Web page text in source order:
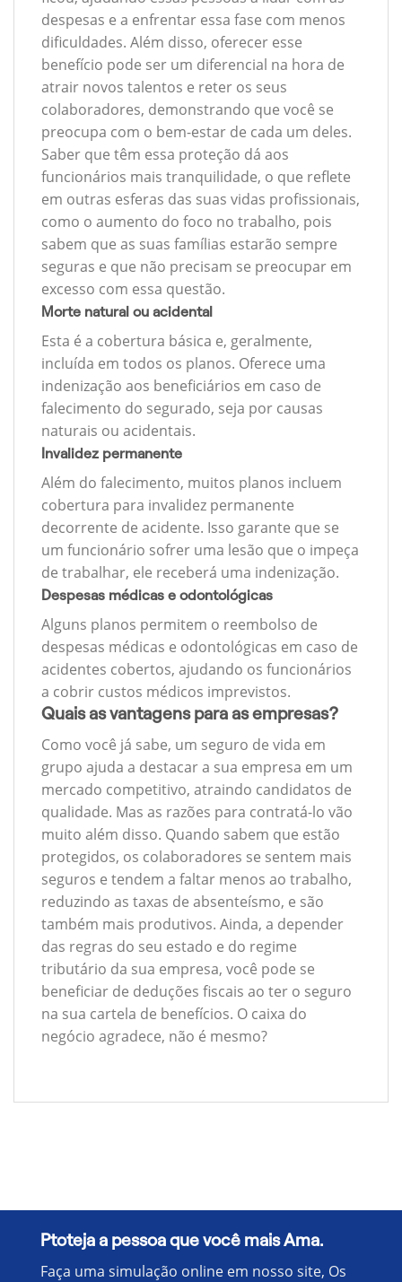
despesas e a enfrentar essa fase com menos
dificuldades. Além disso, oferecer esse
benefício pode ser um diferencial na hora de
atrair novos talentos e reter os seus
colaboradores, demonstrando que você se
preocupa com o bem-estar de cada um deles.
Saber que têm essa proteção dá aos
funcionários mais tranquilidade, o que reflete
em outras esferas das suas vidas profissionais,
como o aumento do foco no trabalho, pois
sabem que as suas famílias estarão sempre
seguras e que não precisam se preocupar em
excesso com essa questão.
Morte natural ou acidental
Esta é a cobertura básica e, geralmente,
incluída em todos os planos. Oferece uma
indenização aos beneficiários em caso de
falecimento do segurado, seja por causas
naturais ou acidentais.
Invalidez permanente
Além do falecimento, muitos planos incluem
cobertura para invalidez permanente
decorrente de acidente. Isso garante que se
um funcionário sofrer uma lesão que o impeça
de trabalhar, ele receberá uma indenização.
Despesas médicas e odontológicas
Alguns planos permitem o reembolso de
despesas médicas e odontológicas em caso de
acidentes cobertos, ajudando os funcionários
a cobrir custos médicos imprevistos.
Quais as vantagens para as empresas?
Como você já sabe, um seguro de vida em
grupo ajuda a destacar a sua empresa em um
mercado competitivo, atraindo candidatos de
qualidade. Mas as razões para contratá-lo vão
muito além disso. Quando sabem que estão
protegidos, os colaboradores se sentem mais
seguros e tendem a faltar menos ao trabalho,
reduzindo as taxas de absenteísmo, e são
também mais produtivos. Ainda, a depender
das regras do seu estado e do regime
tributário da sua empresa, você pode se
beneficiar de deduções fiscais ao ter o seguro
na sua cartela de benefícios. O caixa do
negócio agradece, não é mesmo?
Ptoteja a pessoa que você mais Ama.
Faça uma simulação online em nosso site, Os